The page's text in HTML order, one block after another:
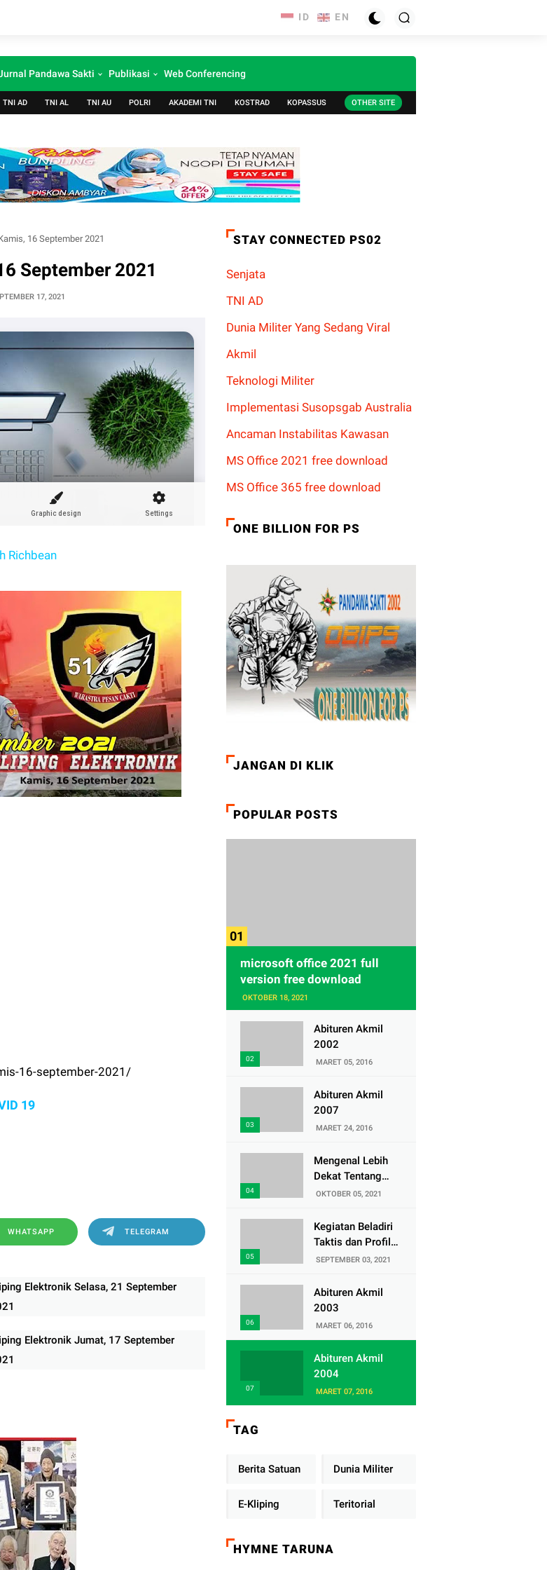
Pandawa Sakti Publikasi Web Conferencing
TNI AD TNI AL TNI AU POLRI AKADEMI TNI KOSTRAD KOPASSUS OTHER SITE
16 September 2021
September 2021
17, 2021
Richbean
16-september-2021/
19
WHATSAPP TELEGRAM
Elektronik Selasa, 21 September
Elektronik Jumat, 17 September
STAY CONNECTED PS02
Senjata
TNI AD
Dunia Militer Yang Sedang Viral
Akmil
Teknologi Militer
Implementasi Susopsgab Australia
Ancaman Instabilitas Kawasan
MS Office 2021 free download
MS Office 365 free download
ONE BILLION FOR PS
JANGAN DI KLIK
POPULAR POSTS
microsoft office 2021 full
version free download
OKTOBER 18, 2021
Abituren Akmil
2002
MARET 05, 2016
Abituren Akmil
2007
MARET 24, 2016
Mengenal Lebih
Dekat Tentang
Pasukan Elite
OKTOBER 05, 2021
Kegiatan Beladiri
Taktis dan Profil
Satuan Yonif
SEPTEMBER 03, 2021
Abituren Akmil
2003
MARET 06, 2016
Abituren Akmil
2004
MARET 07, 2016
TAG
Berita Satuan Dunia Militer
E-Kliping Teritorial
HYMNE TARUNA